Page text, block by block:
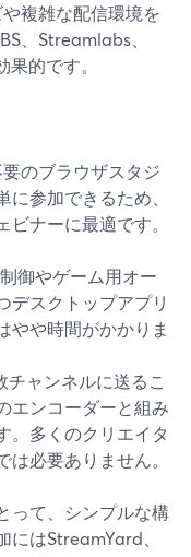
複雑な配信環境を
、Streamlabs、
的です。
のブラウザスタジ
参加できるため、
ナーに最適です。
御やゲーム用オー
デスクトップアプリ
やや時間がかかりま
ャンネルに送るこ
エンコーダーと組み
。多くのクリエイタ
必要ありません。
って、シンプルな構
にはStreamYard、